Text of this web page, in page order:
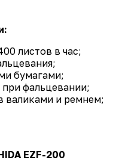
листов в час;
бумагами;
фальцевании;
валиками и ремнем;
EZF-200